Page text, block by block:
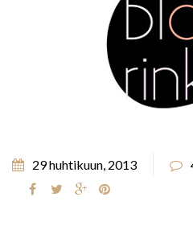
29 huhtikuun, 2013